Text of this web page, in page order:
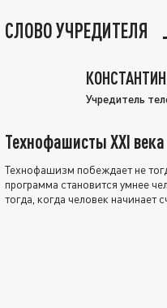
СЛОВО УЧРЕДИТЕЛЯ
Учредитель
Технофашисты XXI века
Технофашизм побеждает не
программа становится умнее
тогда, когда человек начинает